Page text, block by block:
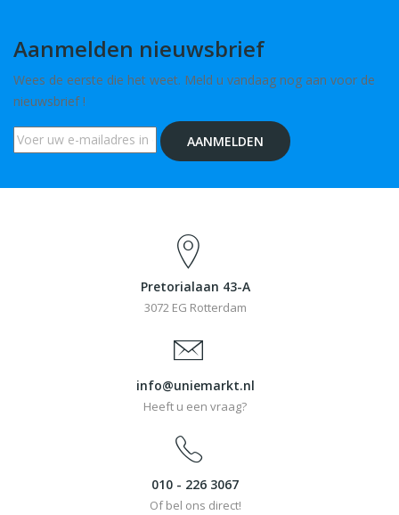
Aanmelden nieuwsbrief
Wees de eerste die het weet. Meld u vandaag nog aan voor de
nieuwsbrief !
AANMELDEN
Pretorialaan 43-A
3072 EG Rotterdam
info@uniemarkt.nl
Heeft u een vraag?
010 - 226 3067
Of bel ons direct!